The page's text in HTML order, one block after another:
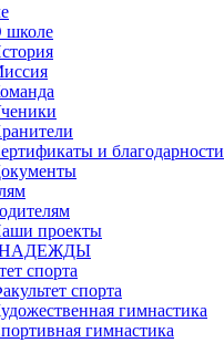
школе
и благодарности
проекты
спорта
спорта
гимнастика
гимнастика